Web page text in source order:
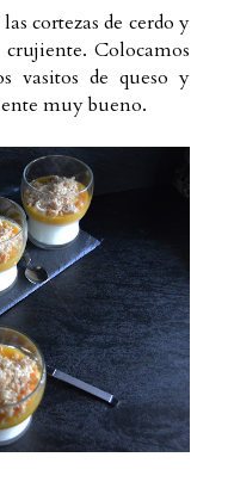
cortezas de cerdo y
Colocamos
vasitos de queso y
muy bueno.